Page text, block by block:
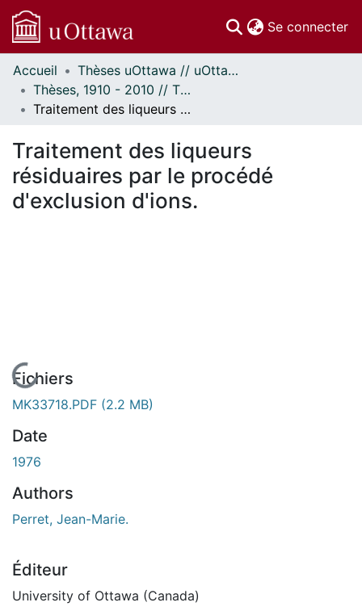
Se connecter
Communautés
et collections
Parcourir
À propos
Accueil
Thèses uOttawa // uOttawa Theses
Thèses, 1910 - 2010 // Theses, 1910 - 2010
Traitement des liqueurs résiduaires par le procédé d'exclusion d'ions.
Traitement des liqueurs
résiduaires par le procédé
d'exclusion d'ions.
En cours de chargement...
Fichiers
MK33718.PDF (2.2 MB)
Date
1976
Authors
Perret, Jean-Marie.
Éditeur
University of Ottawa (Canada)